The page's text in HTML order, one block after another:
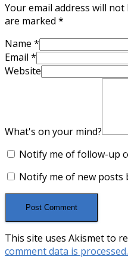
Your email address will not
are marked *
Name *
Email *
Website
What's on your mind?
Notify me of follow-up
Notify me of new posts
This site uses Akismet to
comment data is processed.